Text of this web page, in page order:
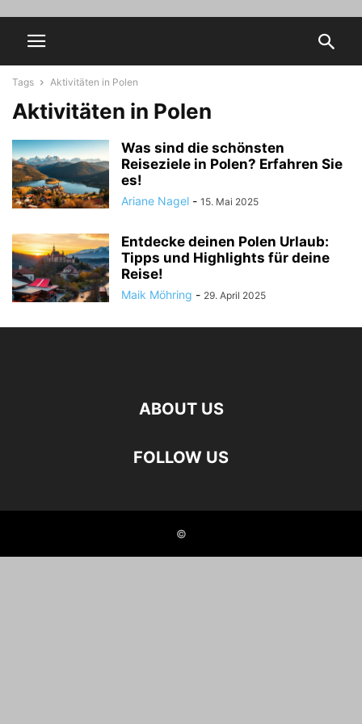
Tags Aktivitäten in Polen
Aktivitäten in Polen
Was sind die schönsten
Reiseziele in Polen? Erfahren Sie
es!
Ariane Nagel - 15. Mai 2025
Entdecke deinen Polen Urlaub:
Tipps und Highlights für deine
Reise!
Maik Möhring - 29. April 2025
ABOUT US
FOLLOW US
©